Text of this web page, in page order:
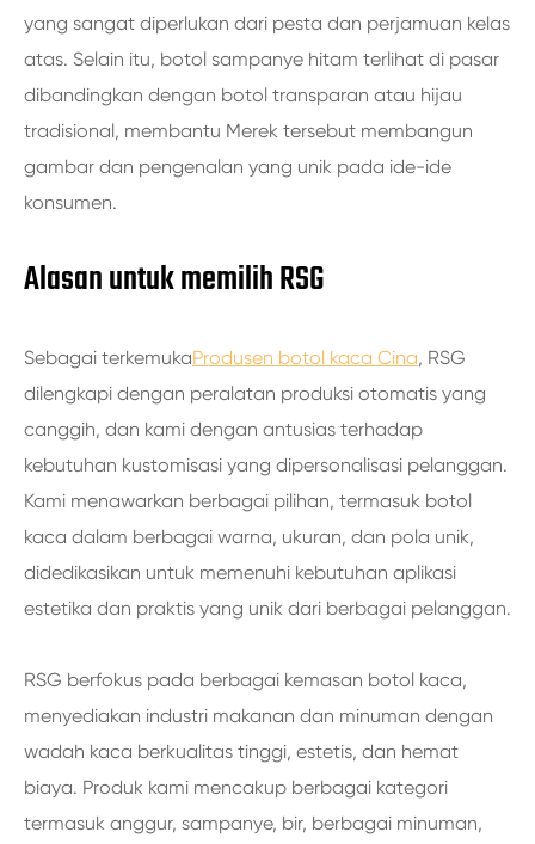
yang sangat diperlukan dari pesta dan perjamuan kelas
atas. Selain itu, botol sampanye hitam terlihat di pasar
dibandingkan dengan botol transparan atau hijau
tradisional, membantu Merek tersebut membangun
gambar dan pengenalan yang unik pada ide-ide
konsumen.
Alasan untuk memilih RSG
Sebagai terkemukaProdusen botol kaca Cina, RSG
dilengkapi dengan peralatan produksi otomatis yang
canggih, dan kami dengan antusias terhadap
kebutuhan kustomisasi yang dipersonalisasi pelanggan.
Kami menawarkan berbagai pilihan, termasuk botol
kaca dalam berbagai warna, ukuran, dan pola unik,
didedikasikan untuk memenuhi kebutuhan aplikasi
estetika dan praktis yang unik dari berbagai pelanggan.
RSG berfokus pada berbagai kemasan botol kaca,
menyediakan industri makanan dan minuman dengan
wadah kaca berkualitas tinggi, estetis, dan hemat
biaya. Produk kami mencakup berbagai kategori
termasuk anggur, sampanye, bir, berbagai minuman,